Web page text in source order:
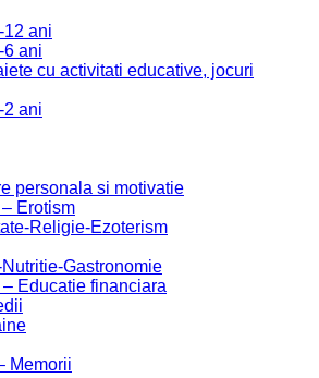
12 ani
6 ani
cu activitati educative, jocuri
2 ani
personala si motivatie
Erotism
Religie-Ezoterism
Gastronomie
Educatie financiara
Memorii